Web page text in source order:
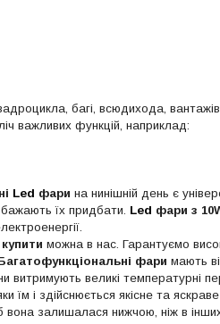
багі, всюдихода,
важливих функцій, наприклад:
Led фари на нинішній день є
бажають їх придбати. Led фари з
можна в нас. Гарантуємо
фари мають
витримують великі температурні
їм і здійснюється якісне та яскраве
залишалася нижчою, ніж в